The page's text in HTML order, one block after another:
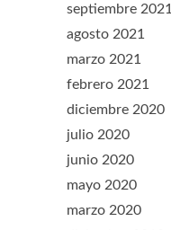
septiembre 2021
agosto 2021
marzo 2021
febrero 2021
diciembre 2020
julio 2020
junio 2020
mayo 2020
marzo 2020